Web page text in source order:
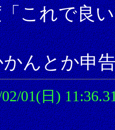
これで良
んとか申
01(日)